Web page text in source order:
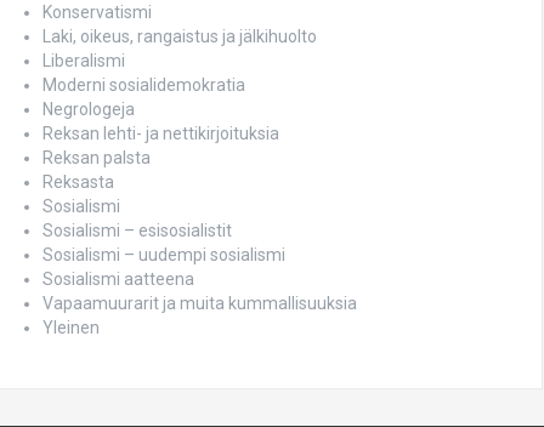
Konservatismi
Laki, oikeus, rangaistus ja jälkihuolto
Liberalismi
Moderni sosialidemokratia
Negrologeja
Reksan lehti- ja nettikirjoituksia
Reksan palsta
Reksasta
Sosialismi
Sosialismi – esisosialistit
Sosialismi – uudempi sosialismi
Sosialismi aatteena
Vapaamuurarit ja muita kummallisuuksia
Yleinen